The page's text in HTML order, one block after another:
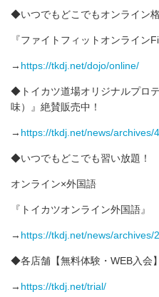
◆いつでもどこでもオンライン
『ファイトフィットオンラインFit
→ https://tkdj.net/dojo/online/
◆トイカツ道場オリジナルプロ
味）』絶賛販売中！
→ https://tkdj.net/news/archives/
◆いつでもどこでも習い放題！
オンライン×外国語
『トイカツオンライン外国語』
→ https://tkdj.net/news/archives/
◆各店舗【無料体験・WEB入会
→ https://tkdj.net/trial/